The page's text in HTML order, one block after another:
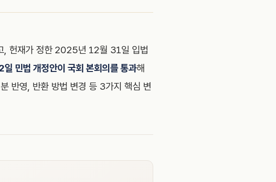
, 헌재가 정한 2025년 12월 31일 입법
민법 개정안이 국회 본회의를 통과해
반영, 반환 방법 변경 등 3가지 핵심 변